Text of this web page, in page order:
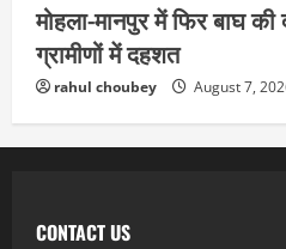
मोहला-मानपुर में फिर बाघ
ग्रामीणों में दहशत
rahul choubey August 7,
CONTACT US